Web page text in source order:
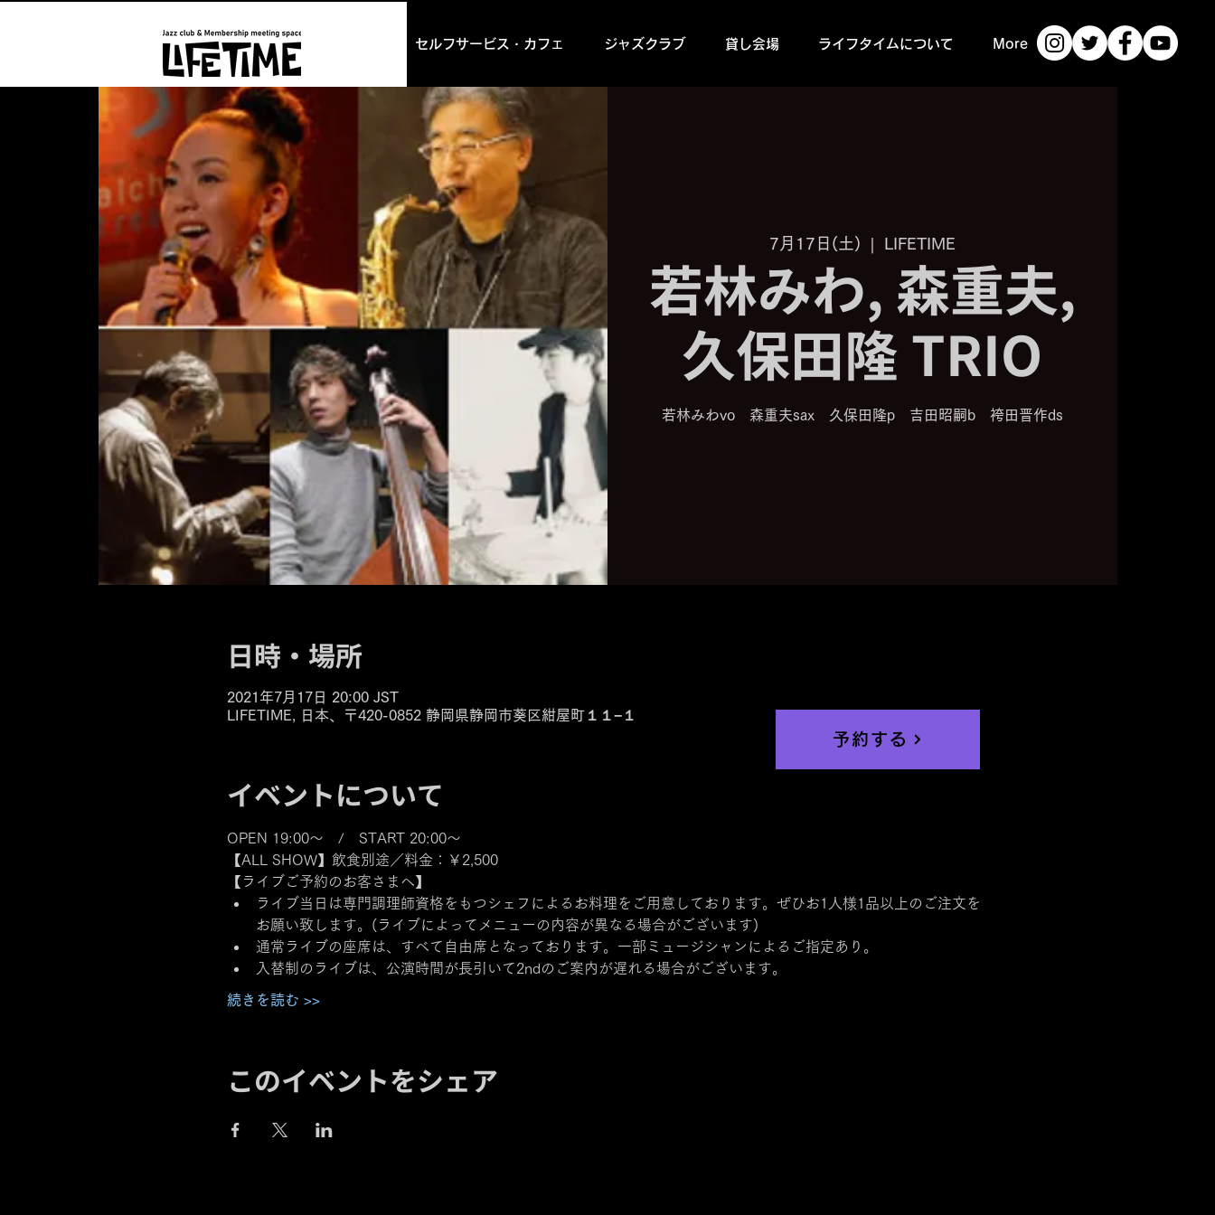
セルフサービス・カフェ ジャズクラブ 貸し会場 ライフタイムについて More
7月17日(土)
  |
LIFETIME
若林みわ, 森重夫,
久保田隆 TRIO
若林みわvo 森重夫sax 久保田隆p 吉田昭嗣b 袴田晋作ds
日時・場所
2021年7月17日 20:00 JST
LIFETIME, 日本、〒420-0852 静岡県静岡市葵区紺屋町１１−１
イベントについて
OPEN 19:00～　/　START 20:00～
【ALL SHOW】飲食別途／料金：￥2,500
【ライブご予約のお客さまへ】
ライブ当日は専門調理師資格をもつシェフによるお料理をご用意しております。ぜひお1人様1品以上のご注文を
お願い致します。(ライブによってメニューの内容が異なる場合がございます)
通常ライブの座席は、すべて自由席となっております。一部ミュージシャンによるご指定あり。
入替制のライブは、公演時間が長引いて2ndのご案内が遅れる場合がございます。
続きを読む >>
このイベントをシェア
予約する